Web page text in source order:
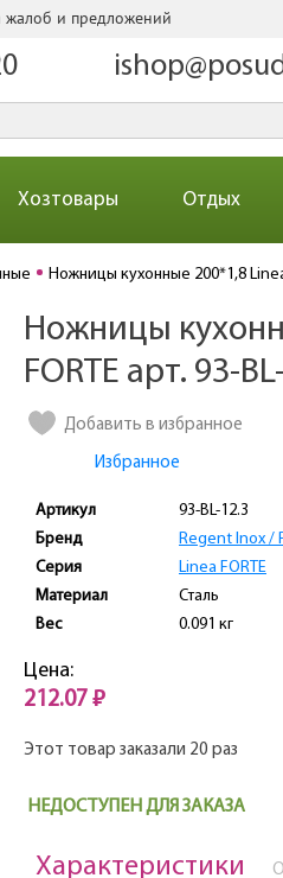
жалоб и предложений
Хозтовары Отдых
Ножницы кухонные 200*1,8
Ножницы
FORTE арт. 93-
Добавить в избранное
Избранное
Артикул
93-BL-12.3
Бренд
Regent Inox /
Серия
Linea FORTE
Материал
Сталь
Вес
0.091 кг
Цена:
212.07 ₽
Этот товар заказали 20 раз
НЕДОСТУПЕН ДЛЯ ЗАКАЗА
Характеристики
Количество